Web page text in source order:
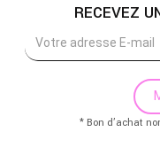
RECEVEZ
* Bon d’achat